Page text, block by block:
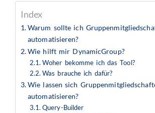
Index
Warum sollte ich
automatisieren?
Wie hilft mir DynamicGroup?
Woher bekomme ich das Tool?
Was brauche ich dafür?
Wie lassen sich
automatisieren?
Query-Builder